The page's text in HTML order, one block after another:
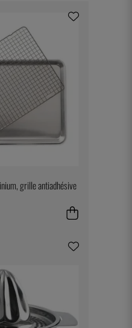
grille antiadhésive